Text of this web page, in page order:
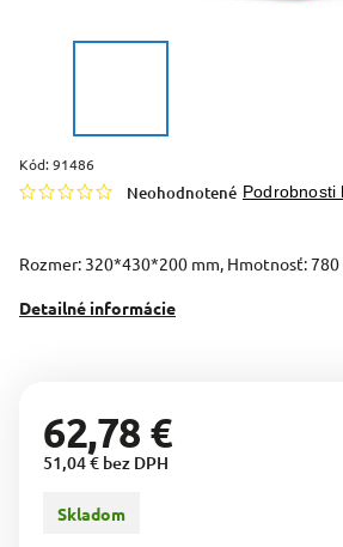
Kód:91486
Neohodnotené Podrobnosti
Rozmer: 320*430*200 mm, Hmotnosť: 780
Detailné informácie
62,78 €
51,04 € bez DPH
Skladom